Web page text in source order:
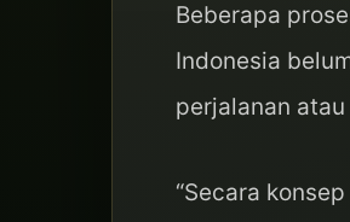
Beberapa
Indonesia
perjalanan atau
“Secara